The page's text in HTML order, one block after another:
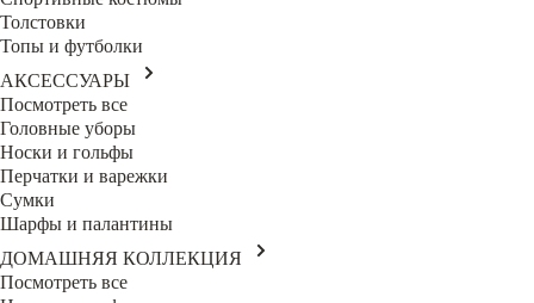
Толстовки
Топы и футболки
АКСЕССУАРЫ
Посмотреть все
Головные уборы
Носки и гольфы
Перчатки и варежки
Сумки
Шарфы и палантины
ДОМАШНЯЯ КОЛЛЕКЦИЯ
Посмотреть все